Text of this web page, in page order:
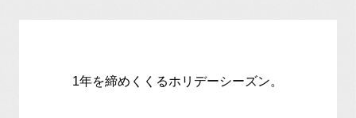
1年を締めくくるホリデーシーズン。